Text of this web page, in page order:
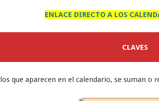
ENLACE DIRECTO A LOS
CLAVES
que aparecen en el calendario, se suman o